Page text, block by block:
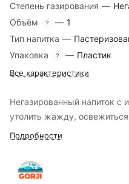
Степень газирования —
Объём
? — 1
Тип напитка —
Упаковка
? — Пластик
Все характеристики
Негазированный напиток с
утолить жажду,
Подробности